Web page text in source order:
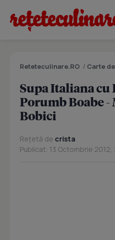
Reteteculinare.RO / Carte
Supa Italiana cu
Porumb Boabe -
Bobici
Rețetă de crista
Publicat: 13 Octombrie 2012,